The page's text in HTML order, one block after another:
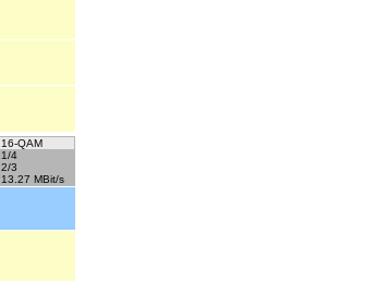
16-QAM
1/4
2/3
13.27 MBit/s